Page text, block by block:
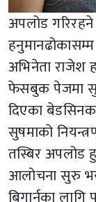
अपलोड
अभिनेता राजेश
फेसबुक पेजमा
दिएका
सुषमाको
तस्बिर अपलोड
आलोचना सुरु